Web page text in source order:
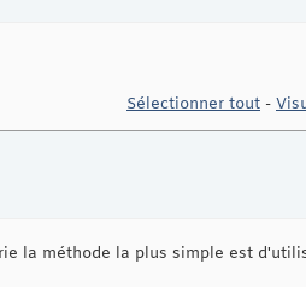
Sélectionner tout -
la méthode la plus simple est